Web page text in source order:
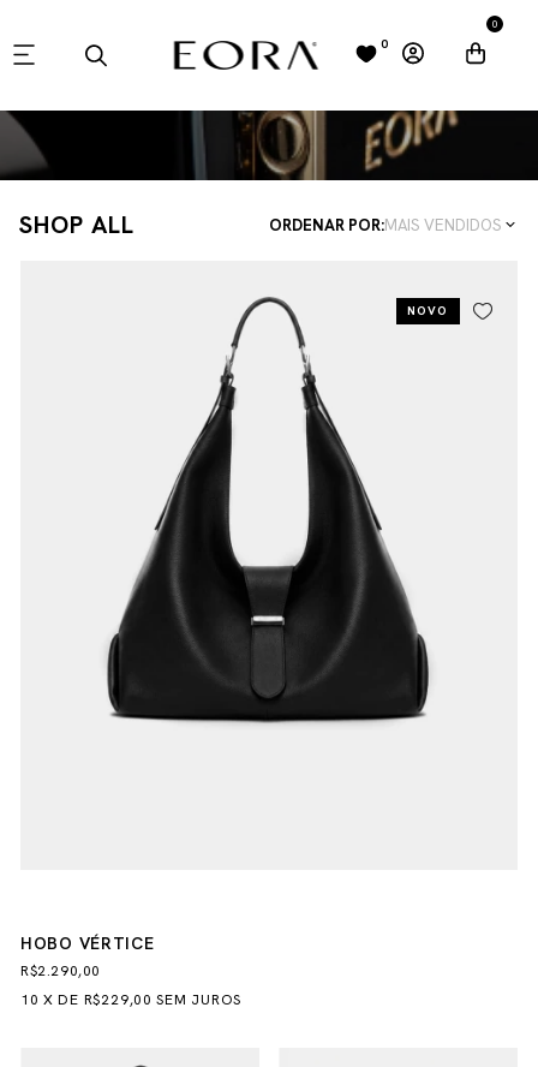
0
0
SHOP ALL ORDENAR POR:MAIS VENDIDOS
NOVO
HOBO VÉRTICE
R$2.290,00
10 XDE R$229,00 SEM JUROS